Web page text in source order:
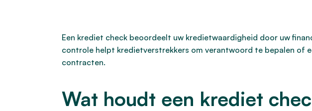
Een krediet check beoordeelt uw kredietwaardigheid door uw
controle helpt kredietverstrekkers om verantwoord te bepalen of
contracten.
Wat houdt een krediet